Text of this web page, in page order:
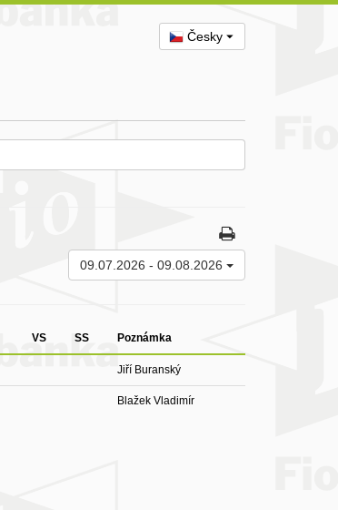
Česky
09.07.2026 - 09.08.2026
VS SS Poznámka
Jiří Buranský
Blažek Vladimír